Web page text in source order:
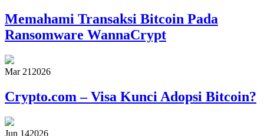
Memahami Transaksi Bitcoin Pada
Ransomware WannaCrypt
Mar 21 2026
Crypto.com – Visa Kunci Adopsi Bitcoin?
Jun 142026